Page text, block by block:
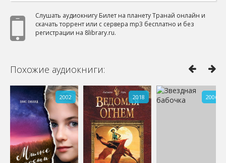
Слушать аудиокнигу Билет на планету Транай онлайн и
скачать торрент или с сервера mp3 бесплатно и без
регистрации на 8library.ru.
Похожие аудиокниги:
2002 2018 2006